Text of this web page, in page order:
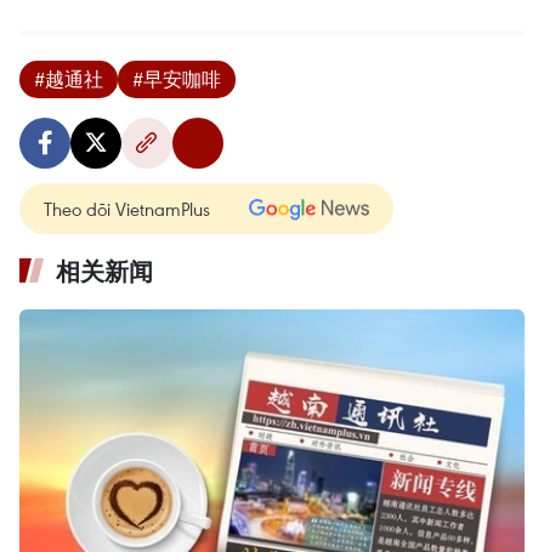
#越通社 #早安咖啡
Theo dõi VietnamPlus
相关新闻